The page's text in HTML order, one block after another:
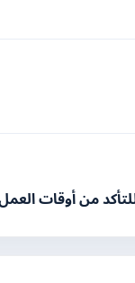
من أوقات